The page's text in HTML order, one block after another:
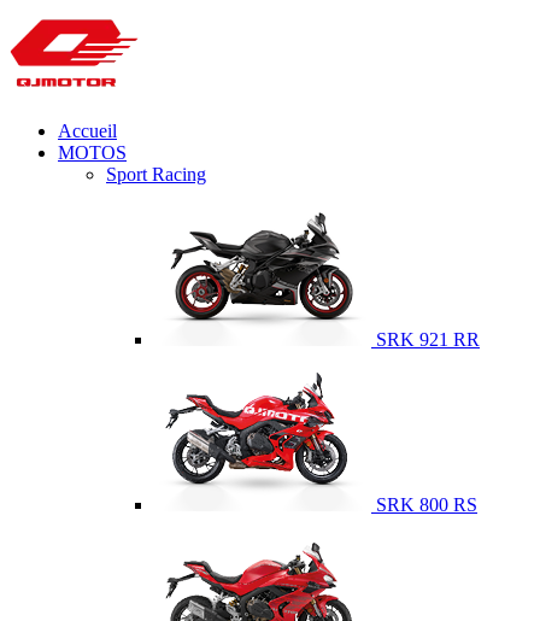
Accueil
MOTOS
Sport Racing
SRK 921 RR
SRK 800 RS